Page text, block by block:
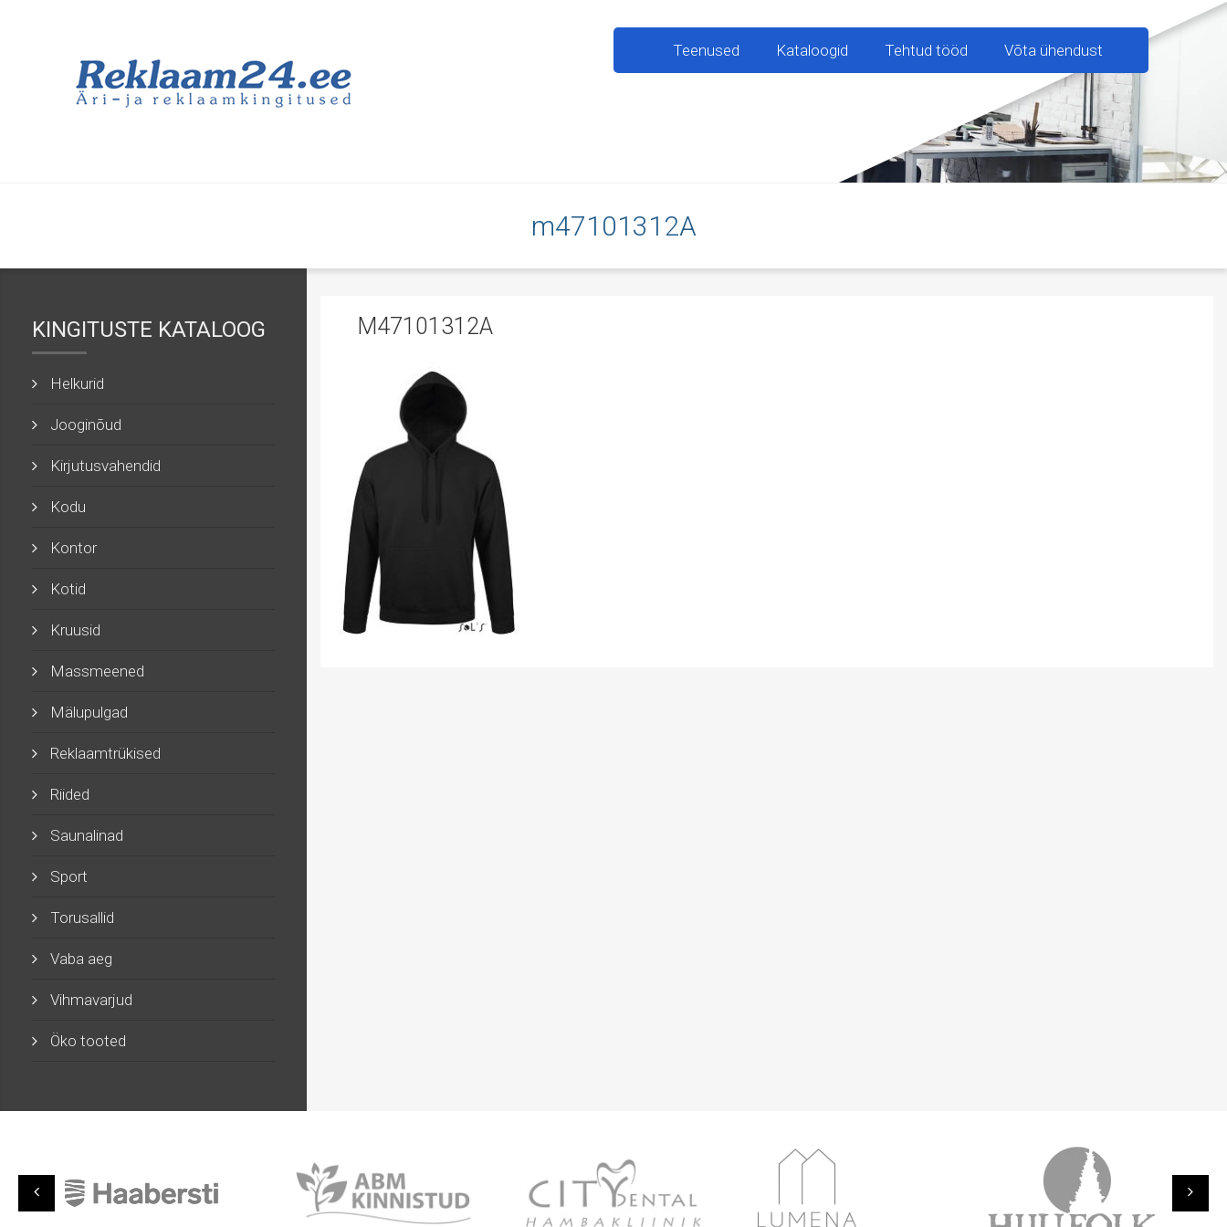
Teenused Kataloogid Tehtud tööd Võta ühendust
m47101312A
KINGITUSTE KATALOOG
Helkurid
Jooginõud
Kirjutusvahendid
Kodu
Kontor
Kotid
Kruusid
Massmeened
Mälupulgad
Reklaamtrükised
Riided
Saunalinad
Sport
Torusallid
Vaba aeg
Vihmavarjud
Öko tooted
M47101312A